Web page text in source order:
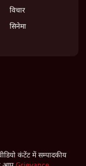
विचार
सिनेमा
कंटेंट में सम्पादकीय